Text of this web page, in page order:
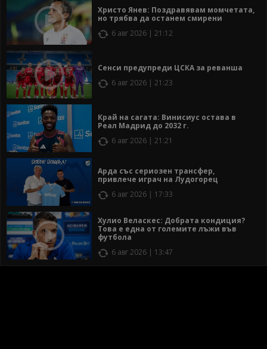
Христо Янев: Поздравявам момчетата,
но трябва да останем смирени
6 авг 2026 | 21:12
Сенси предупреди ЦСКА за реванша
6 авг 2026 | 21:23
Край на сагата: Винисиус остава в
Реал Мадрид до 2032 г.
6 авг 2026 | 21:21
Арда със сериозен трансфер,
привлече играч на Лудогорец
6 авг 2026 | 17:33
Хулио Веласкес: Добрата кондиция?
Това е една от големите лъжи във
футбола
6 авг 2026 | 13:47